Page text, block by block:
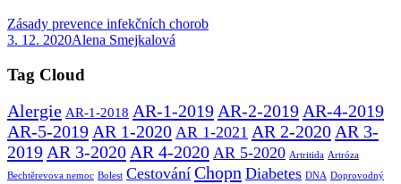
Zásady prevence infekčních chorob
3. 12. 2020Alena Smejkalová
Tag Cloud
Alergie AR-1-2018 AR-1-2019 AR-2-2019 AR-4-2019
AR-5-2019 AR 1-2020 AR 1-2021 AR 2-2020 AR 3-
2019 AR 3-2020 AR 4-2020 AR 5-2020 Artritida Artróza
Bechtěrevova nemoc Bolest Cestování Chopn Diabetes DNA Doprovodný